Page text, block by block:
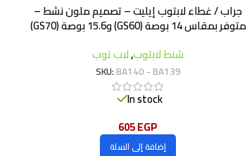
جراب / غطاء لابتوب إيليت – تصميم ملون نشط –
متوفر بمقاس 14 بوصة (GS60) و15.6 بوصة (GS70)
شنط لابتوب,لاب توب
SKU:BA140 - BA139
In stock
605EGP
إضافة إلى السلة